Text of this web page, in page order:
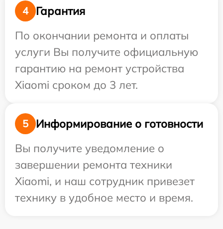
4
Гарантия
По окончании ремонта и оплаты
услуги Вы получите официальную
гарантию на ремонт устройства
Xiaomi сроком до 3 лет.
5
Информирование о готовности
Вы получите уведомление о
завершении ремонта техники
Xiaomi, и наш сотрудник привезет
технику в удобное место и время.